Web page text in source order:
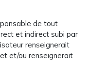
de tout
et indirect subi par
renseignerait
et/ou renseignerait